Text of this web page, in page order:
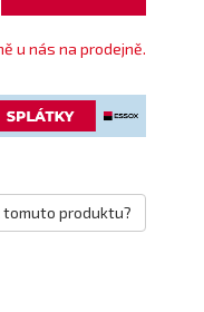
u nás na prodejně.
produktu?